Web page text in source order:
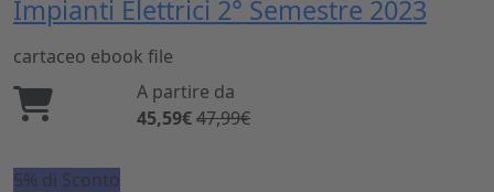
Impianti Elettrici 2° Semestre 2023
cartaceo ebook file
A partire da
45,59€47,99€
5% di Sconto